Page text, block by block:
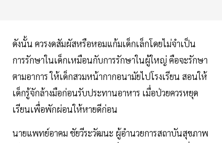
ดังนั้น ควรงดสัมผัสหรือหอมแก้มเด็กเล็กโดยไม่จำเป็น
การรักษาในเด็กเหมือนกับการรักษาในผู้ใหญ่ คือจะรักษา
ตามอาการ ให้เด็กสวมหน้ากากอนามัยไปโรงเรียน สอนให้
เด็กรู้จักล้างมือก่อนรับประทานอาหาร เมื่อป่วยควรหยุด
เรียนเพื่อพักผ่อนให้หายดีก่อน
นายแพทย์อาคม ชัยวีระวัฒนะ ผู้อำนวยการสถาบันสุขภาพ